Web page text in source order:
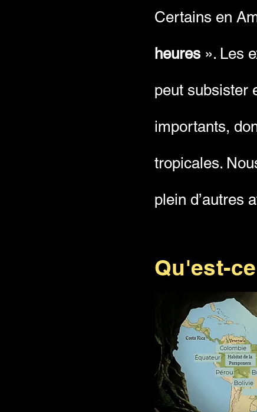
Certains en
heures ». Les
peut subsister
importants,
tropicales.
plein d’autres
Qu'est-